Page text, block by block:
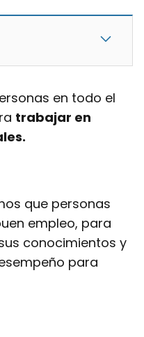
en todo el
trabajar en
que personas
empleo, para
conocimientos y
para